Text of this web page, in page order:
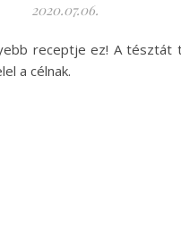
2020.07.06.
receptje ez! A
a célnak.